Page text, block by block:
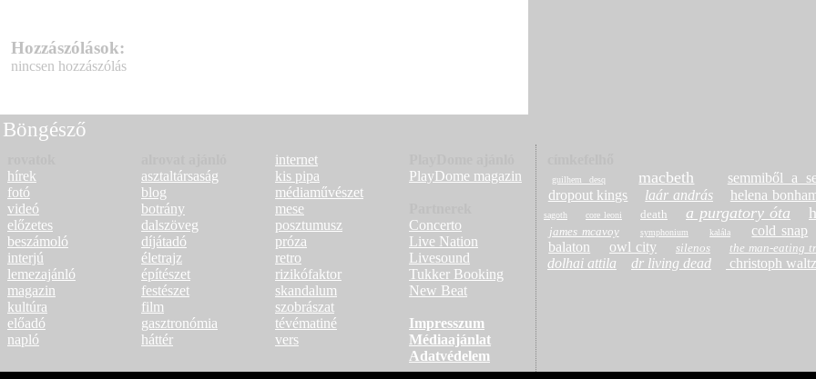
Hozzászólások:
nincsen hozzászólás
Böngésző
hírek
fotó
videó
előzetes
beszámoló
interjú
lemezajánló
magazin
kultúra
előadó
napló
asztaltársaság
blog
botrány
dalszöveg
díjátadó
életrajz
építészet
festészet
film
gasztronómia
háttér
internet
kis pipa
médiaművészet
mese
posztumusz
próza
retro
rizikófaktor
skandalum
szobrászat
tévématiné
vers
PlayDome magazin
Concerto
Live Nation
Livesound
Tukker Booking
New Beat
Impresszum
Médiaajánlat
Adatvédelem
guilhem desq macbeth
semmiből a
dropout kings
laár andrás helena
sagoth
core leoni death a purgatory óta
james mcavoy symphonium kalála cold snap
balaton owl city silenos the man-eating
dolhai attila dr living dead christoph waltz